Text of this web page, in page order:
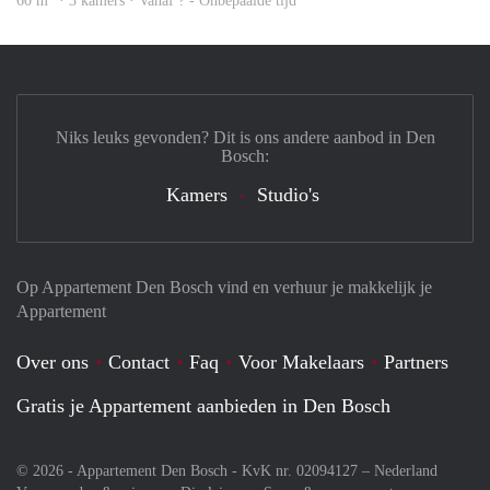
Op Appartement Den Bosch vind en verhuur je makkelijk je
Appartement
Over ons Contact Faq Voor Makelaars
Partners
Gratis je Appartement aanbieden in Den Bosch
© 2026 - Appartement Den Bosch - KvK nr. 02094127 – Nederland
Niks leuks gevonden? Dit is ons andere aanbod in Den
Bosch:
Kamers Studio's